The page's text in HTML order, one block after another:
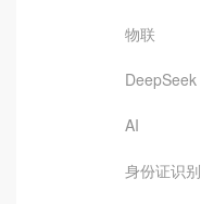
物联
DeepSeek
AI
身份证识别